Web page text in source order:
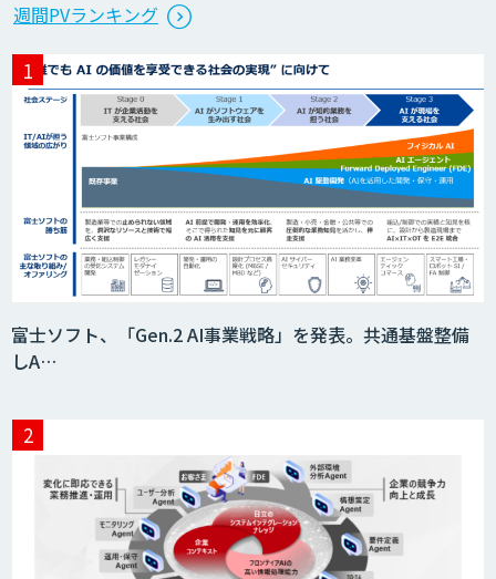
週間PVランキング
富士ソフト、「Gen.2 AI事業戦略」を発表。共通基盤整備
しA…